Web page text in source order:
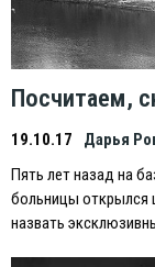
Посчитаем,
19.10.17 Дарья
Пять лет назад на
больницы открылся
назвать